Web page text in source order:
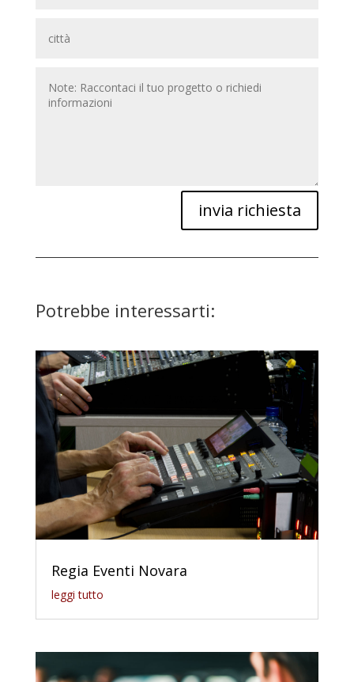
invia richiesta
Potrebbe interessarti:
Regia Eventi Novara
leggi tutto